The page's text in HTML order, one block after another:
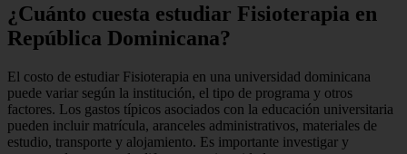
¿Cuánto cuesta estudiar Fisioterapia en
República Dominicana?
El costo de estudiar Fisioterapia en una universidad dominicana
puede variar según la institución, el tipo de programa y otros
factores. Los gastos típicos asociados con la educación universitaria
pueden incluir matrícula, aranceles administrativos, materiales de
estudio, transporte y alojamiento. Es importante investigar y